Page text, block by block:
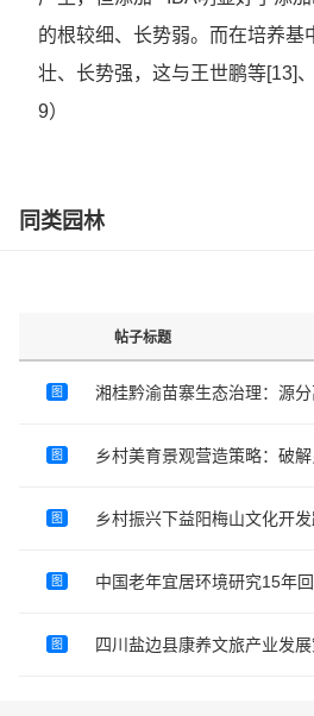
的根较细、长势弱。而在培养
壮、长势强，这与王世鹏等[13]
9）
同类园林
帖子标题
图 湘桂黔渝苗寨生态治理：源
图 乡村美育景观营造策略：破
图 乡村振兴下益阳梅山文化开
图 中国老年宜居环境研究15年
图 四川盐边县康养文旅产业发